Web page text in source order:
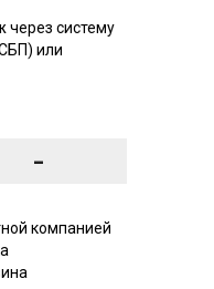
через систему
или
-
компанией